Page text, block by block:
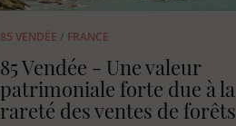
85 VENDÉE / FRANCE
85 Vendée - Une valeur
patrimoniale forte due à la
rareté des ventes de forêts